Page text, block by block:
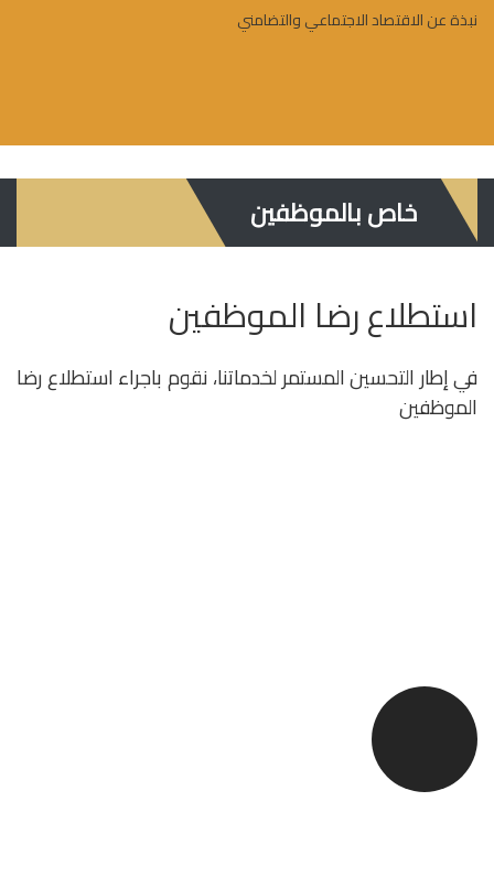
نبذة عن الاقتصاد الاجتماعي والتضامني
خاص بالموظفين
استطلاع رضا الموظفين
في إطار التحسين المستمر لخدماتنا، نقوم باجراء استطلاع رضا
الموظفين